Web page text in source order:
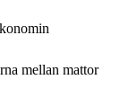
mellan mattor